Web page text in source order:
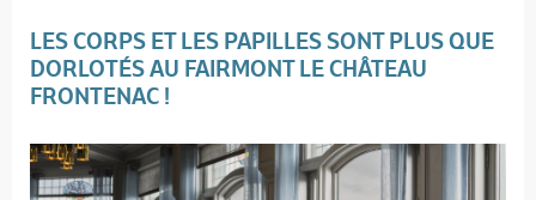
Accueil
LES CORPS ET LES PAPILLES SONT PLUS QUE
DORLOTÉS AU FAIRMONT LE CHÂTEAU
FRONTENAC !